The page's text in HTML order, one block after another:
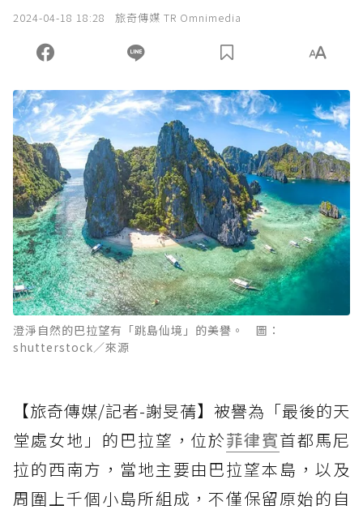
2024-04-18 18:28 旅奇傳媒 TR Omnimedia
澄淨自然的巴拉望有「跳島仙境」的美譽。 圖：
shutterstock／來源
【旅奇傳媒/記者-謝旻蒨】被譽為「最後的天
堂處女地」的巴拉望，位於菲律賓首都馬尼
拉的西南方，當地主要由巴拉望本島，以及
周圍上千個小島所組成，不僅保留原始的自